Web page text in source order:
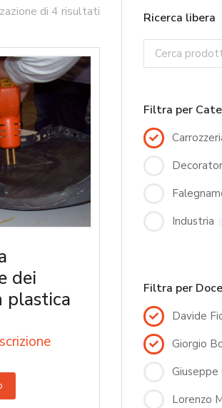
di 4 risultati
dei
plastica
Ricerca libera
Filtra per
Industria
Filtra per
Davide
Giorgio
Giuseppe
Lorenzo